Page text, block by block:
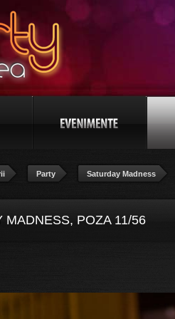
Party Saturday Madness
MADNESS, POZA 11/56